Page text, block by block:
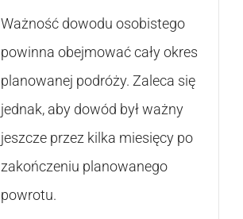
Ważność dowodu osobistego
powinna obejmować cały okres
planowanej podróży. Zaleca się
jednak, aby dowód był ważny
jeszcze przez kilka miesięcy po
zakończeniu planowanego
powrotu.